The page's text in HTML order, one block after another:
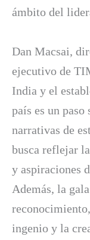
ámbito del
Dan Macsai,
ejecutivo de
India y el
país es un
narrativas de
busca reflejar
y aspiraciones
Además, la
ingenio y la